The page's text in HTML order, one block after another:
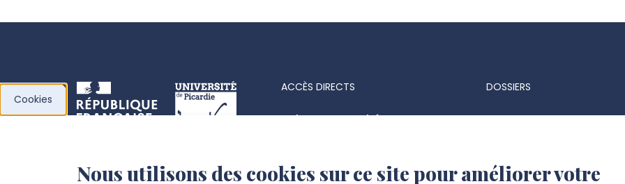
l’Université de
ACCÈS DIRECTS
Achats & marchés
Fiche d'identité UPJV
DOSSIERS
Espace Presse
Cookies
Nous utilisons des cookies sur ce site pour améliorer votre